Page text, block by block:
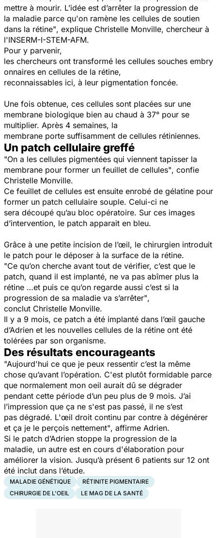
mettre à mourir. L’idée est d’arrêter la progression de
la maladie parce qu'on ramène les cellules de soutien
dans la rétine", explique Christelle Monville, chercheur à
l'INSERM-I-STEM-AFM.
Pour y parvenir,
les chercheurs ont transformé les cellules souches embry
onnaires en cellules de la rétine,
reconnaissables ici, à leur pigmentation foncée.
Une fois obtenue, ces cellules sont placées sur une
membrane biologique bien au chaud à 37° pour se
multiplier. Après 4 semaines, la
membrane porte suffisamment de cellules rétiniennes.
Un patch cellulaire greffé
"On a les cellules pigmentées qui viennent tapisser la
membrane pour former un feuillet de cellules", confie
Christelle Monville.
Ce feuillet de cellules est ensuite enrobé de gélatine pour
former un patch cellulaire souple. Celui-ci ne
sera découpé qu’au bloc opératoire. Sur ces images
d’intervention, le patch apparait en bleu.
Grâce à une petite incision de l’œil, le chirurgien introduit
le patch pour le déposer à la surface de la rétine.
"Ce qu’on cherche avant tout de vérifier, c’est que le
patch, quand il est implanté, ne va pas abîmer plus la
rétine …et puis ce qu’on regarde aussi c’est si la
progression de sa maladie va s’arrêter",
conclut Christelle Monville.
Il y a 9 mois, ce patch a été implanté dans l’œil gauche
d’Adrien et les nouvelles cellules de la rétine ont été
tolérées par son organisme.
Des résultats encourageants
"Aujourd'hui ce que je peux ressentir c’est la même
chose qu’avant l’opération. C'est plutôt formidable parce
que normalement mon oeil aurait dû se dégrader
pendant cette période d’un peu plus de 9 mois. J’ai
l’impression que ça ne s'est pas passé, il ne s’est
pas dégradé. L'œil droit continu par contre à dégénérer
et ça je le perçois nettement", affirme Adrien.
Si le patch d’Adrien stoppe la progression de la
maladie, un autre est en cours d'élaboration pour
améliorer la vision. Jusqu’à présent 6 patients sur 12 ont
été inclut dans l’étude.
MALADIE GÉNÉTIQUE
RÉTINITE PIGMENTAIRE
CHIRURGIE DE L'OEIL
LE MAG DE LA SANTÉ